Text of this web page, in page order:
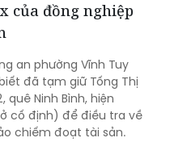
của đồng nghiệp
an phường Vĩnh Tuy
đã tạm giữ Tống Thị
quê Ninh Bình, hiện
cố định) để điều tra về
chiếm đoạt tài sản.